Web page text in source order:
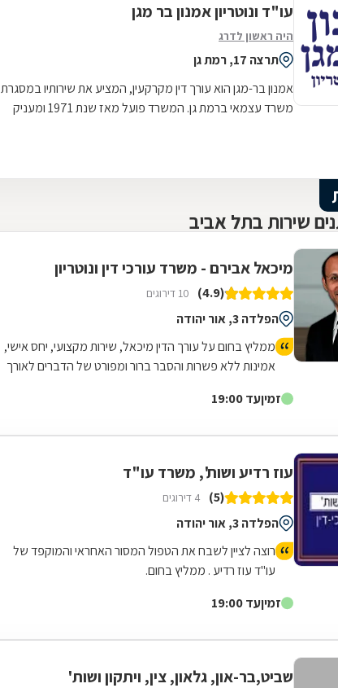
עו"ד ונוטריון אמנון בר מגן
היה ראשון לדרג
תרצה 17, רמת גן
אמנון בר-מגן הוא עורך דין מקרקעין, המציע את שירותיו במסגרת
משרד עצמאי ברמת גן. המשרד פועל מאז שנת 1971 ומעניק
שירות בתל אביב
מיכאל אבירם - משרד עורכי דין ונוטריון
(4.9) 10 דירוגים
הפלדה 3, אור יהודה
ממליץ בחום על עורך הדין מיכאל, שירות מקצועי, יחס אישי,
אמינות ללא פשרות והסבר ברור ומפורט של הדברים לאורך
זמיןעד 19:00
עוז רדיע ושות', משרד עו"ד
(5) 4 דירוגים
הפלדה 3, אור יהודה
רוצה לציין לשבח את הטפול המסור האחראי והמוקפד של
עו"ד עוז רדיע . ממליץ בחום.
זמיןעד 19:00
שביט,בר-און, גלאון, צין, ויתקון ושות'